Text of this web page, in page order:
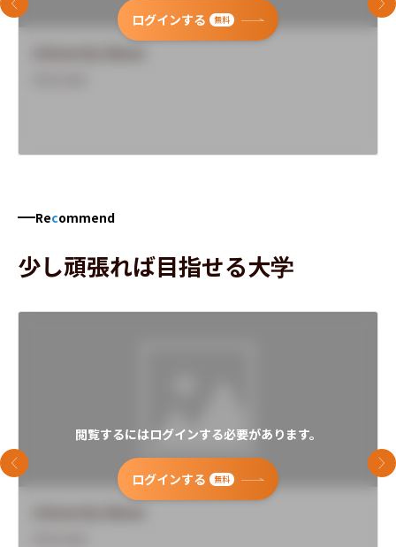
ログインする 無料
前のスライド 次
Recommend
少し頑張れば目指せる大学
閲覧するにはログインする必要があります。
ログインする 無料
前のスライド 次